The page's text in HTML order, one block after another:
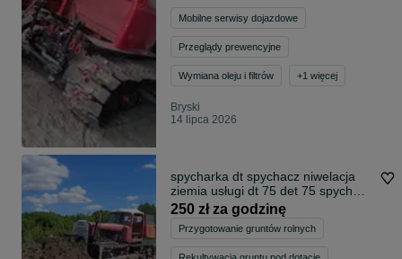
Mobilne serwisy dojazdowe
Przeglądy prewencyjne
Wymiana oleju i filtrów +1 więcej
Bryski
14 lipca 2026
spycharka dt spychacz niwelacja
ziemia usługi dt 75 det 75 spych
dt75
250 zł za godzinę
Przygotowanie gruntów rolnych